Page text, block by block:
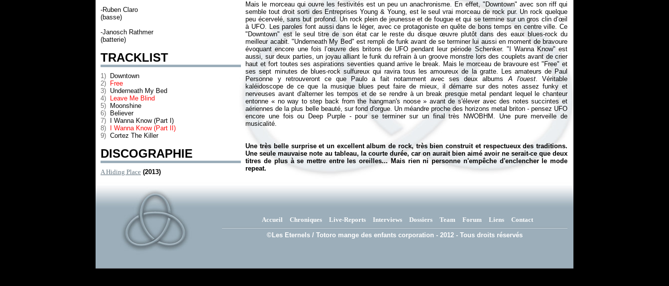
-Ruben Claro
(basse)
-Janosch Rathmer
(batterie)
TRACKLIST
1)
Downtown
2)
Free
3) Underneath My Bed
4)
Leave Me Blind
5)
Moonshine
6)
Believer
7)
I Wanna Know (Part I)
8)
I Wanna Know (Part II)
9) Cortez The Killer
DISCOGRAPHIE
A Hiding Place (2013)
Mais le morceau qui ouvre les festivités est un peu un anachronisme. En effet, "Downtown" avec son riff qui
semble tout droit sorti des Entreprises Young & Young, est le seul vrai morceau de rock pur. Un rock quelque
peu écervelé, sans but profond. Un rock plein de jeunesse et de fougue et qui se termine sur un gros clin d’œil
à UFO. Les paroles font aussi dans le léger, avec ce protagoniste en quête de bons temps en centre ville. Ce
"Downtown" est le seul titre de son état car le reste du disque œuvre plutôt dans des eaux blues-rock du
meilleur acabit. "Underneath My Bed" est rempli de funk avant de se terminer lui aussi en moment de bravoure
évoquant encore une fois l’œuvre des britons de UFO pendant leur période Schenker. "I Wanna Know" est
aussi, sur deux parties, un joyau alliant le funk du refrain à un groove monstre lors des couplets avant de crier
haut et fort toutes ses aspirations seventies quand arrive le break. Mais le morceau de bravoure est "Free" et
ses sept minutes de blues-rock sulfureux qui ravira tous les amoureux de la gratte. Les amateurs de Paul
Personne y retrouveront ce que Paulo a fait notamment avec ses deux albumsA l'ouest. Véritable
kaléidoscope de ce que la musique blues peut faire de mieux, il démarre sur des notes assez funky et
nerveuses avant d'alterner les tempos et de se rendre à un break presque metal pendant lequel le chanteur
entonne « no way to step back from the hangman's noose» avant de s'élever avec des notes succintes et
aériennes de la plus belle beauté, sur fond d'orgue. Un méandre proche des horizons metal briton - pensez UFO
encore une fois ou Deep Purple - pour se terminer sur un final très NWOBHM. Une pure merveille de
musicalité.
Une très belle surprise et un excellent album de rock, très bien construit et respectueux des traditions.
Une seule mauvaise note au tableau, la courte durée, car on aurait bien aimé avoir ne serait-ce que deux
titres de plus à se mettre entre les oreilles... Mais rien ni personne n'empêche d'enclencher le mode
repeat.
Accueil Chroniques Live-Reports Interviews Dossiers Team Forum Liens Contact
©Les Eternels / Totoro mange des enfants corporation - 2012 - Tous droits réservés